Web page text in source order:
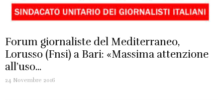
Forum giornaliste del Mediterraneo,
Lorusso (Fnsi) a Bari: «Massima attenzione
all’uso...
24 Novembre 2016